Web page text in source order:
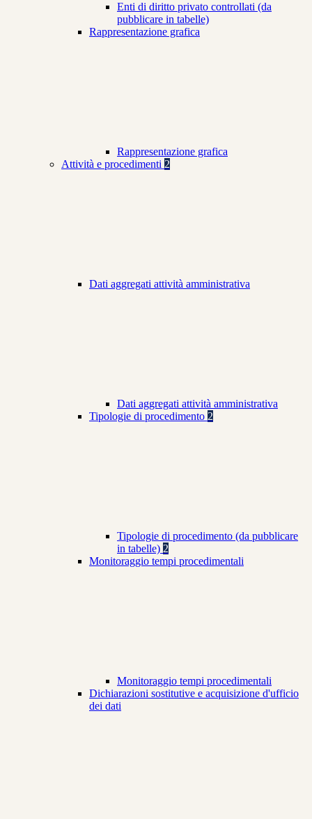
Enti di diritto privato controllati (da
pubblicare in tabelle)
Rappresentazione grafica
Rappresentazione grafica
Attività e procedimenti 2
Dati aggregati attività amministrativa
Dati aggregati attività amministrativa
Tipologie di procedimento 2
Tipologie di procedimento (da pubblicare
in tabelle) 2
Monitoraggio tempi procedimentali
Monitoraggio tempi procedimentali
Dichiarazioni sostitutive e acquisizione d'ufficio
dei dati